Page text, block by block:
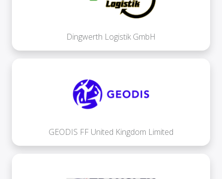
Dingwerth Logistik GmbH
GEODIS FF United Kingdom Limited